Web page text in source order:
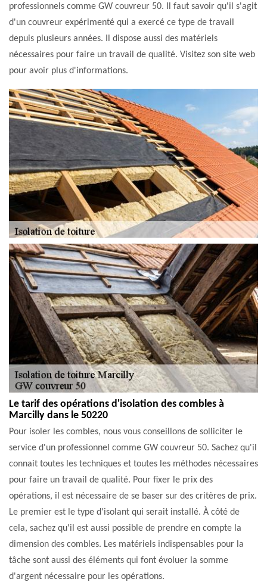
professionnels comme GW couvreur 50. Il faut savoir qu'il s'agit
d'un couvreur expérimenté qui a exercé ce type de travail
depuis plusieurs années. Il dispose aussi des matériels
nécessaires pour faire un travail de qualité. Visitez son site web
pour avoir plus d'informations.
Le tarif des opérations d'isolation des combles à
Marcilly dans le 50220
Pour isoler les combles, nous vous conseillons de solliciter le
service d'un professionnel comme GW couvreur 50. Sachez qu'il
connait toutes les techniques et toutes les méthodes nécessaires
pour faire un travail de qualité. Pour fixer le prix des
opérations, il est nécessaire de se baser sur des critères de prix.
Le premier est le type d'isolant qui serait installé. À côté de
cela, sachez qu'il est aussi possible de prendre en compte la
dimension des combles. Les matériels indispensables pour la
tâche sont aussi des éléments qui font évoluer la somme
d'argent nécessaire pour les opérations.